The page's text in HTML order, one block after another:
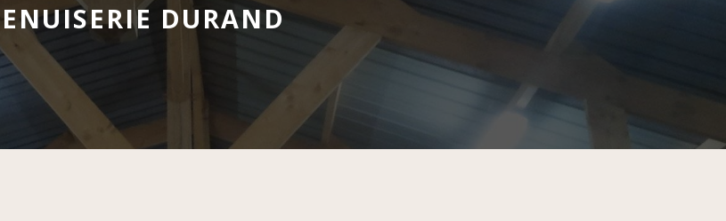
MENUISERIE DURAND